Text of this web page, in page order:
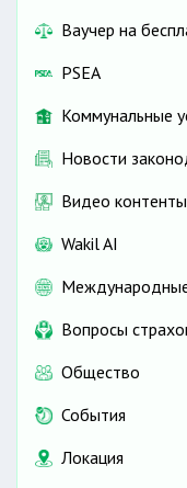
Ваучер на
PSEA
Коммунальные
Новости
Видео контенты
Wakil AI
Вопросы
Общество
События
Локация